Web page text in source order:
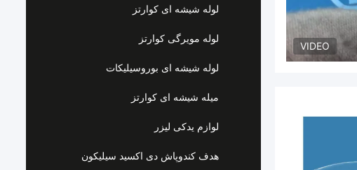
لوله شیشه ای کوارتز
لوله مویرگی کوارتز
لوله شیشه ای بوروسیلیکات
میله شیشه ای کوارتز
لوازم یدکی لیزر
هدف کندوپاش دی اکسید سیلیکون
VIDEO